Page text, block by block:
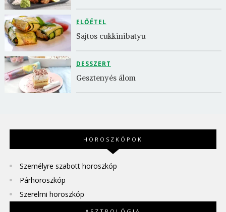
ELŐÉTEL
Sajtos cukkinibatyu
DESSZERT
Gesztenyés álom
HOROSZKÓPOK
Személyre szabott horoszkóp
Párhoroszkóp
Szerelmi horoszkóp